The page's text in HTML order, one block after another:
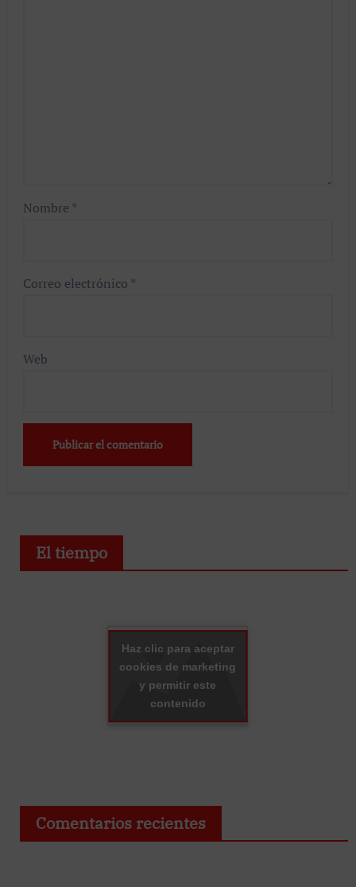
Nombre *
Correo electrónico *
Web
El tiempo
Haz clic para aceptar
cookies de marketing
y permitir este
contenido
Comentarios recientes